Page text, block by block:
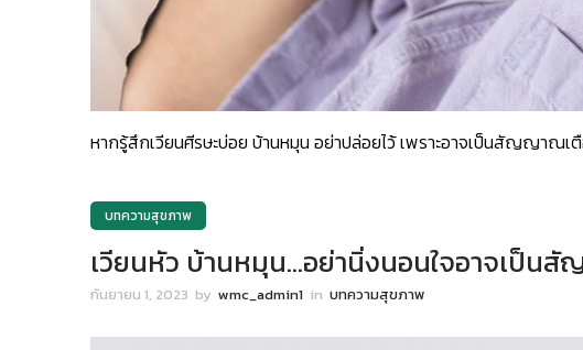
หากรู้สึกเวียนศีรษะบ่อย บ้านหมุน อย่าปล่อยไว้ เพราะอาจเป็นสัญญาณ
บทความสุขภาพ
เวียนหัว บ้านหมุน…อย่านิ่งนอนใจอาจเป็น
กันยายน 1, 2023 by wmc_admin1 in บทความสุขภาพ